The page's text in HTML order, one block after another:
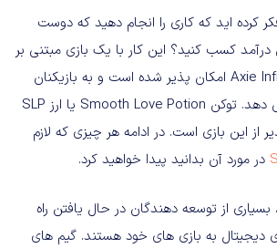
کرده اید که کاری را انجام دهید که دوست
درآمد کسب کنید؟ این کار با یک بازی مبتنی بر
بلاک چین به نام Axie Infinity امکان پذیر شده است و به بازیکنان
امکان کسب درآمد می دهد. توکن Smooth Love Potion یا ارز SLP
از این بازی است. در ادامه هر چیزی که لازم
در مورد آن بدانید پیدا خواهید کرد.
در هیاهوی رونق NFT، بسیاری از توسعه دهندگان در حال یافتن راه
دیجیتال به بازی های خود هستند. گیم های